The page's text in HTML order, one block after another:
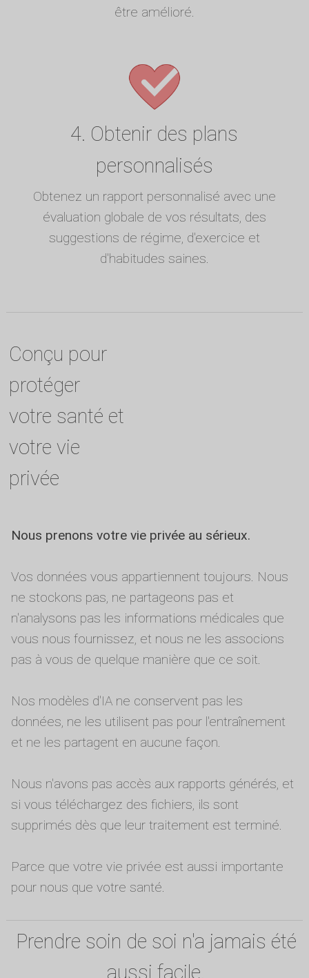
être amélioré.
4. Obtenir des plans
personnalisés
Obtenez un rapport personnalisé avec une
évaluation globale de vos résultats, des
suggestions de régime, d'exercice et
d'habitudes saines.
Conçu pour
protéger
votre santé et
votre vie
privée
Nous prenons votre vie privée au sérieux.
Vos données vous appartiennent toujours. Nous
ne stockons pas, ne partageons pas et
n'analysons pas les informations médicales que
vous nous fournissez, et nous ne les associons
pas à vous de quelque manière que ce soit.
Nos modèles d'IA ne conservent pas les
données, ne les utilisent pas pour l'entraînement
et ne les partagent en aucune façon.
Nous n'avons pas accès aux rapports générés, et
si vous téléchargez des fichiers, ils sont
supprimés dès que leur traitement est terminé.
Parce que votre vie privée est aussi importante
pour nous que votre santé.
Prendre soin de soi n'a jamais été
aussi facile.